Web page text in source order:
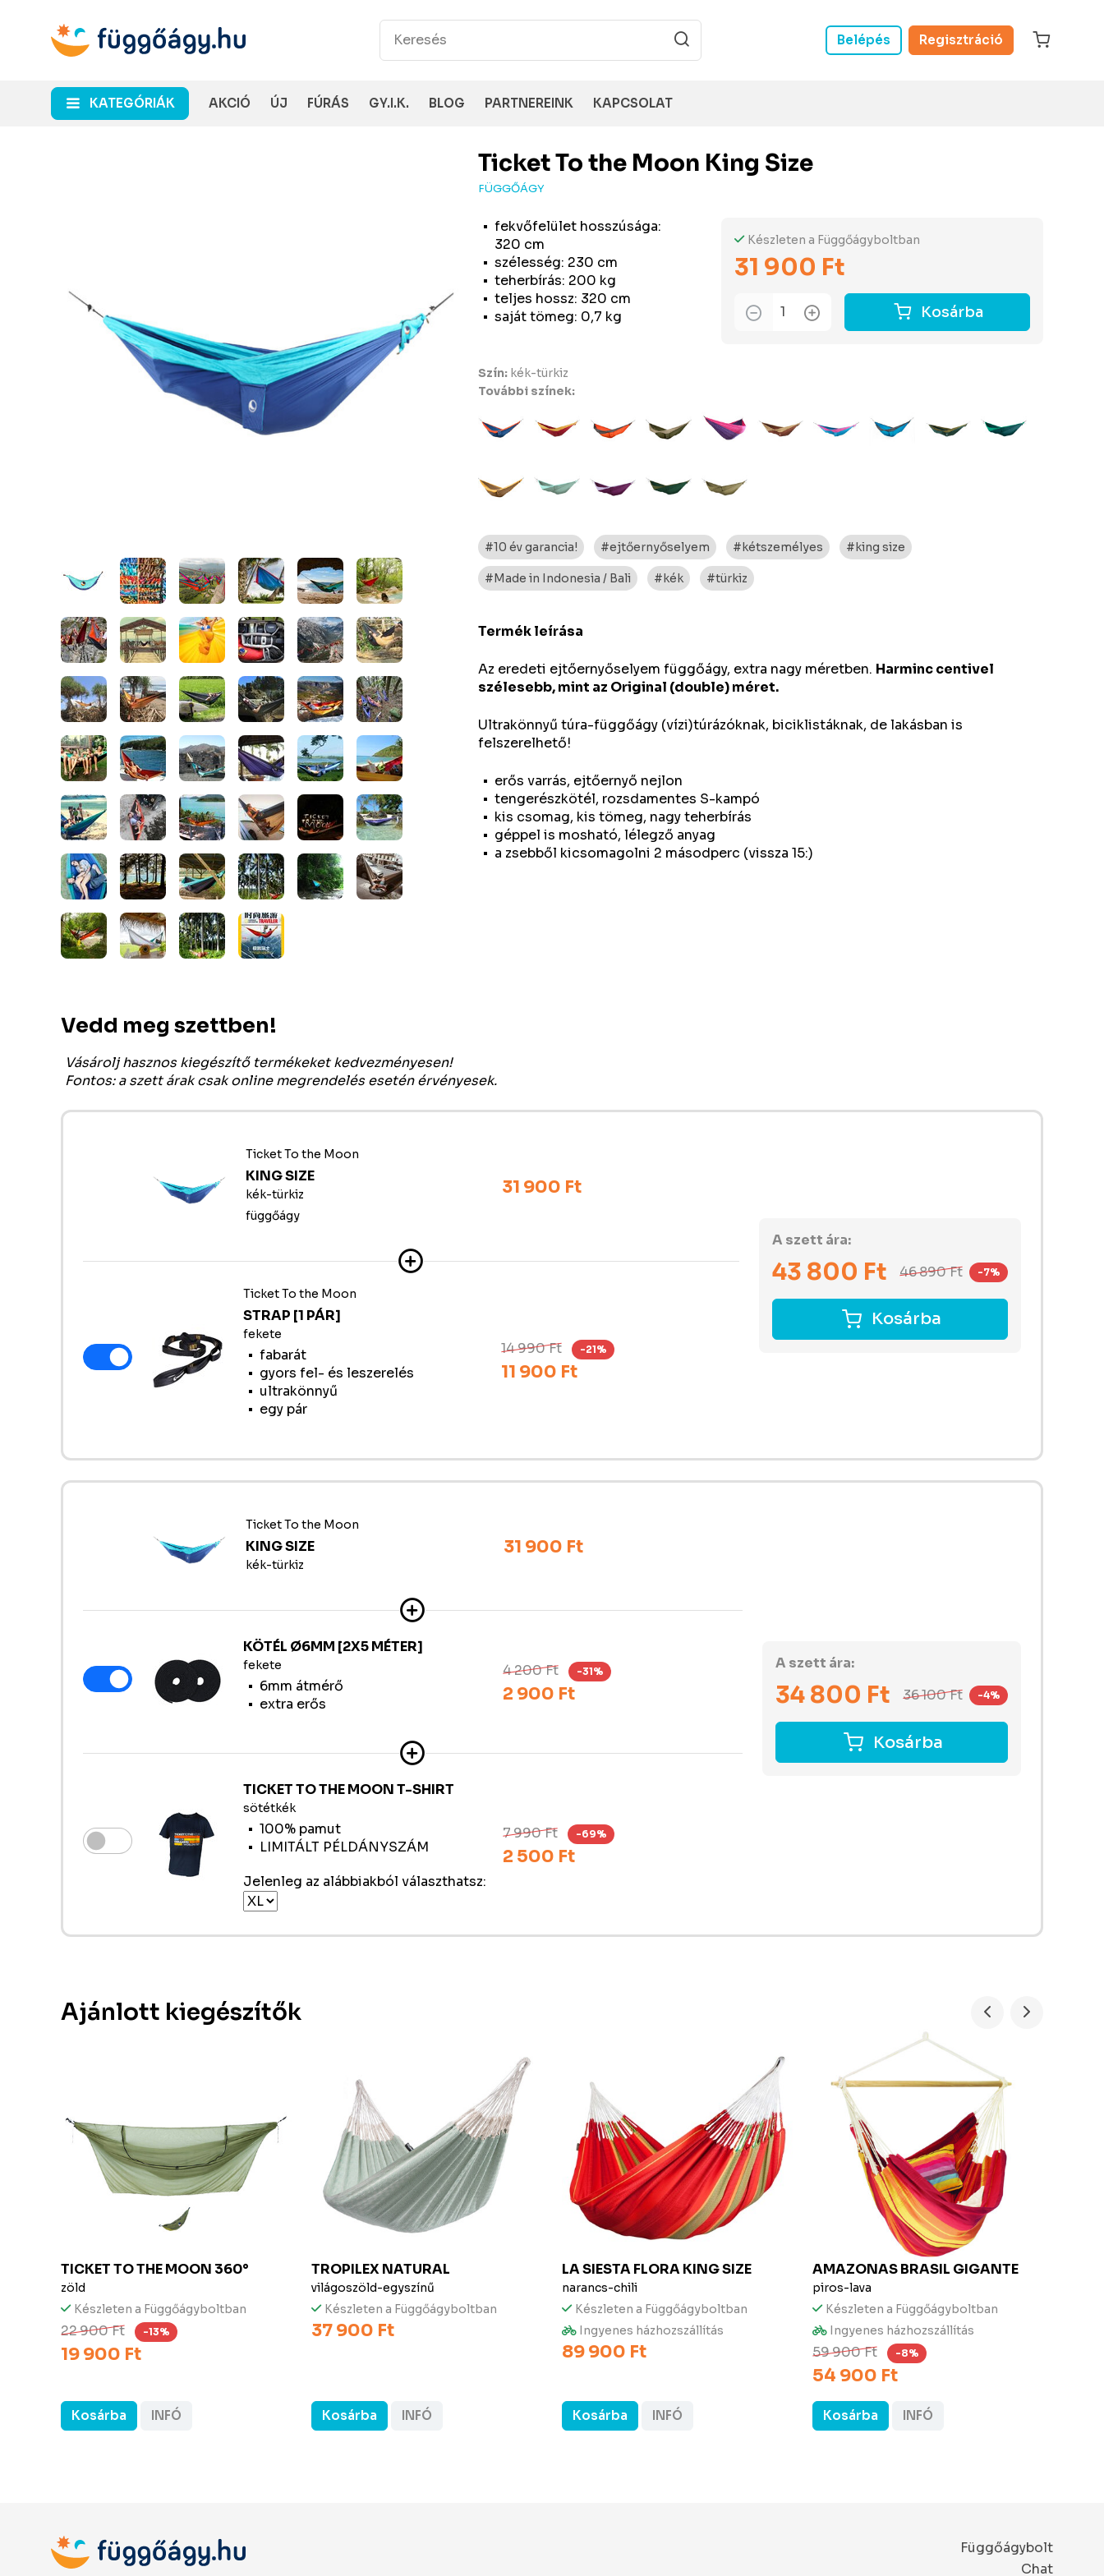
Belépés Regisztráció
KATEGÓRIÁK AKCIÓ ÚJ FÚRÁS GY.I.K. BLOG PARTNEREINK KAPCSOLAT
Ticket To the Moon King Size
FÜGGŐÁGY
fekvőfelület hosszúsága:
320 cm
szélesség: 230 cm
teherbírás: 200 kg
teljes hossz: 320 cm
saját tömeg: 0,7 kg
Készleten a Függőágyboltban
31 900 Ft
Kosárba
Szín: kék-türkiz
További színek:
#10 év garancia! #ejtőernyőselyem #kétszemélyes #king size
#Made in Indonesia / Bali #kék #türkiz
Termék leírása
Az eredeti ejtőernyőselyem függőágy, extra nagy méretben. Harminc centivel
szélesebb, mint az Original (double) méret.
Ultrakönnyű túra-függőágy (vízi)túrázóknak, biciklistáknak, de lakásban is
felszerelhető!
erős varrás, ejtőernyő nejlon
tengerészkötél, rozsdamentes S-kampó
kis csomag, kis tömeg, nagy teherbírás
géppel is mosható, lélegző anyag
a zsebből kicsomagolni 2 másodperc (vissza 15:)
Vedd meg szettben!
Vásárolj hasznos kiegészítő termékeket kedvezményesen!
Fontos: a szett árak csak online megrendelés esetén érvényesek.
Ticket To the Moon
KING SIZE
kék-türkiz
függőágy
31 900 Ft
Ticket To the Moon
STRAP [1 PÁR]
fekete
fabarát
gyors fel- és leszerelés
ultrakönnyű
egy pár
14 990 Ft -21%
11 900 Ft
A szett ára:
43 800 Ft 46 890Ft -7%
Kosárba
Ticket To the Moon
KING SIZE
kék-türkiz
31 900 Ft
KÖTÉL Ø6MM [2X5 MÉTER]
fekete
6mm átmérő
extra erős
4 200 Ft -31%
2 900 Ft
TICKET TO THE MOON T-SHIRT
sötétkék
100% pamut
LIMITÁLT PÉLDÁNYSZÁM
Jelenleg az alábbiakból választhatsz:
7 990 Ft -69%
2 500 Ft
A szett ára:
34 800 Ft 36 100Ft -4%
Kosárba
Ajánlott kiegészítők
TICKET TO THE MOON 360°
zöld
Készleten a Függőágyboltban
22 900 Ft -13%
19 900 Ft
Kosárba INFÓ
TROPILEXNATURAL
világoszöld-egyszínű
Készleten a Függőágyboltban
37 900 Ft
Kosárba INFÓ
LA SIESTAFLORA KING SIZE
narancs-chili
Készleten a Függőágyboltban
Ingyenes házhozszállítás
89 900 Ft
Kosárba INFÓ
AMAZONASBRASIL GIGANTE
piros-lava
Készleten a Függőágyboltban
Ingyenes házhozszállítás
59 900 Ft -8%
54 900 Ft
Kosárba INFÓ
Függőágybolt
Chat